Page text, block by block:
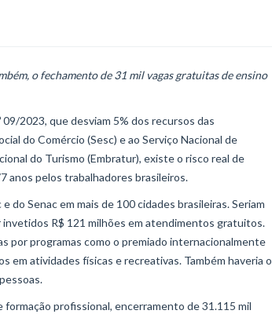
o fechamento de 31 mil vagas gratuitas de ensino
2023, que desviam 5% dos recursos das
do Comércio (Sesc) e ao Serviço Nacional de
do Turismo (Embratur), existe o risco real de
anos pelos trabalhadores brasileiros.
Senac em mais de 100 cidades brasileiras. Seriam
R$ 121 milhões em atendimentos gratuitos.
por programas como o premiado internacionalmente
em atividades físicas e recreativas. Também haveria o
profissional, encerramento de 31.115 mil